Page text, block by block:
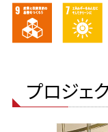
プロジェ